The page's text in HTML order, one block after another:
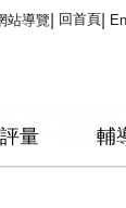
站導覽 回首頁
量 輔